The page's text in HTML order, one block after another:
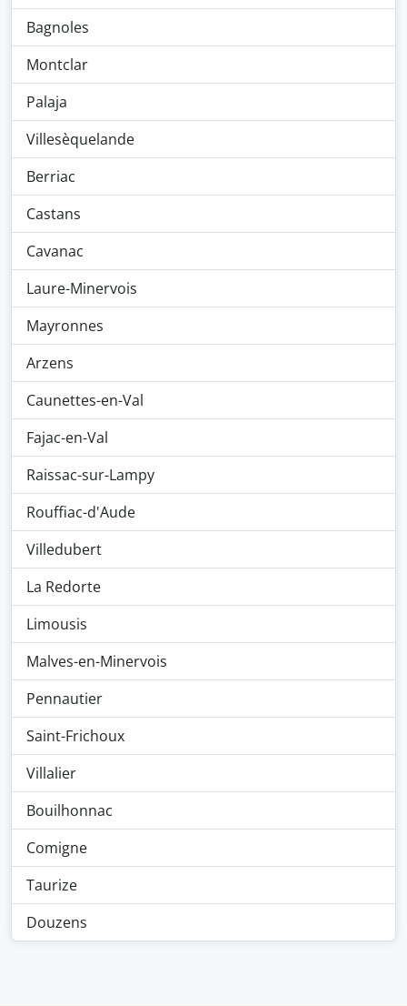
Bagnoles
Montclar
Palaja
Villesèquelande
Berriac
Castans
Cavanac
Laure-Minervois
Mayronnes
Arzens
Caunettes-en-Val
Fajac-en-Val
Raissac-sur-Lampy
Rouffiac-d'Aude
Villedubert
La Redorte
Limousis
Malves-en-Minervois
Pennautier
Saint-Frichoux
Villalier
Bouilhonnac
Comigne
Taurize
Douzens